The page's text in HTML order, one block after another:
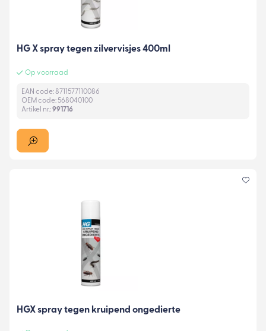
HG X spray tegen zilvervisjes 400ml
Op voorraad
EAN code: 8711577110086
OEM code: 568040100
Artikel nr.:991716
HGX spray tegen kruipend ongedierte